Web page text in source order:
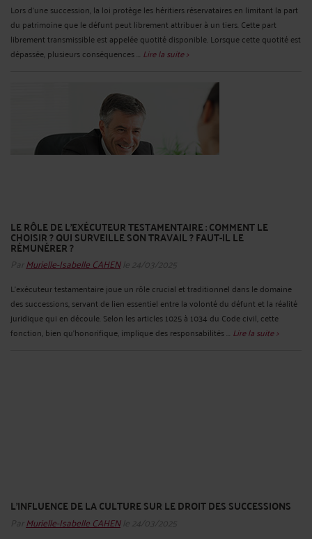
Lors d'une succession, la loi protège les héritiers réservataires en limitant la part
du patrimoine que le défunt peut librement attribuer à un tiers. Cette part
librement transmissible est appelée quotité disponible. Lorsque cette quotité est
dépassée, plusieurs conséquences ... Lire la suite >
LE RÔLE DE L’EXÉCUTEUR TESTAMENTAIRE : COMMENT LE
CHOISIR ? QUI SURVEILLE SON TRAVAIL ? FAUT-IL LE
RÉMUNÉRER ?
Par Murielle-Isabelle CAHENle 24/03/2025
L'exécuteur testamentaire joue un rôle crucial et traditionnel dans le domaine
des successions, servant de lien essentiel entre la volonté du défunt et la réalité
juridique qui en découle. Selon les articles 1025 à 1034 du Code civil, cette
fonction, bien qu'honorifique, implique des responsabilités ... Lire la suite >
L’INFLUENCE DE LA CULTURE SUR LE DROIT DES SUCCESSIONS
Par Murielle-Isabelle CAHENle 24/03/2025